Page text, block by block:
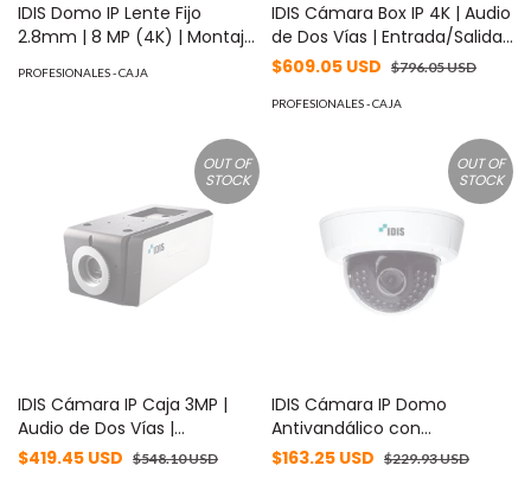
IDIS Domo IP Lente Fijo
2.8mm | 8 MP (4K) | Montaje
nm LEDs | 15M IR NightView |
MicroSD hasta 1TB | ONVIF |
Intrusión | Merodeo | NDAA
MOD: AV8856DNIRS
PROFESIONALES - CAJA
IDIS Cámara Box IP 4K | Audio
de Dos Vías | Entrada/Salida
de Alarma | PoE | MicroSD
Audio | Mascara de
$609.05 USD $796.05 USD
PROFESIONALES - CAJA
OUT OF
STOCK
IDIS Cámara IP Caja 3MP |
Audio de Dos Vías |
Estabilizador de Imagen |
$419.45 USD $548.10 USD
OUT OF
STOCK
IDIS Cámara IP Domo
Antivandálico con
Calefactor 2MP, Lente
$163.25 USD $229.93 USD